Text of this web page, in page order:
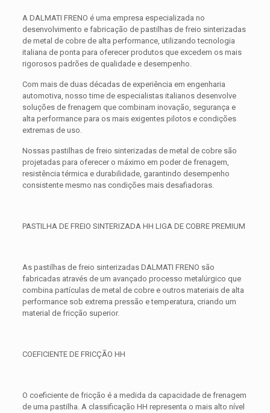
A DALMATI FRENO é uma empresa especializada no
desenvolvimento e fabricação de pastilhas de freio sinterizadas
de metal de cobre de alta performance, utilizando tecnologia
italiana de ponta para oferecer produtos que excedem os mais
rigorosos padrões de qualidade e desempenho.
Com mais de duas décadas de experiência em engenharia
automotiva, nosso time de especialistas italianos desenvolve
soluções de frenagem que combinam inovação, segurança e
alta performance para os mais exigentes pilotos e condições
extremas de uso.
Nossas pastilhas de freio sinterizadas de metal de cobre são
projetadas para oferecer o máximo em poder de frenagem,
resistência térmica e durabilidade, garantindo desempenho
consistente mesmo nas condições mais desafiadoras.
PASTILHA DE FREIO SINTERIZADA HH LIGA DE COBRE PREMIUM
As pastilhas de freio sinterizadas DALMATI FRENO são
fabricadas através de um avançado processo metalúrgico que
combina partículas de metal de cobre e outros materiais de alta
performance sob extrema pressão e temperatura, criando um
material de fricção superior.
COEFICIENTE DE FRICÇÃO HH
O coeficiente de fricção é a medida da capacidade de frenagem
de uma pastilha. A classificação HH representa o mais alto nível